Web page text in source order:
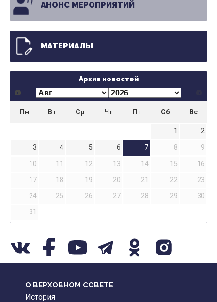
АНОНС МЕРОПРИЯТИЙ
МАТЕРИАЛЫ
Архив новостей
Пн Вт Ср Чт Пт Сб Вс
1
2
3
4 5 6 7 8
9
10
11 12 13 14 15
16
17
18 19 20 21 22
23
24
25 26 27 28 29
30
31
О ВЕРХОВНОМ СОВЕТЕ
История